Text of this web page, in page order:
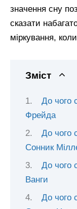
значення сну
сказати
міркування,
Зміст
До чого
Фрейда
До чого
Сонник
До чого
Ванги
До чого